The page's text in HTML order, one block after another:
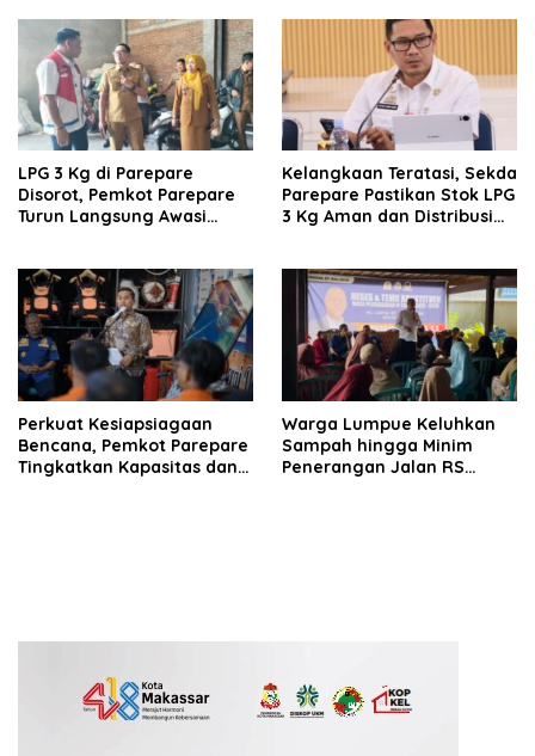
LPG 3 Kg di Parepare
Disorot, Pemkot Parepare
Turun Langsung Awasi
Kelangkaan Teratasi, Sekda
Parepare Pastikan Stok LPG
3 Kg Aman dan Distribusi
Perkuat Kesiapsiagaan
Bencana, Pemkot Parepare
Tingkatkan Kapasitas dan
Warga Lumpue Keluhkan
Sampah hingga Minim
Penerangan Jalan RS